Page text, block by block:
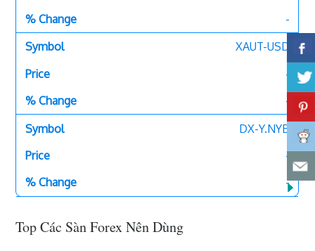
-
XAUT-USD
-
-
DX-Y.NYB
-
-
Top Các Sàn Forex Nên Dùng